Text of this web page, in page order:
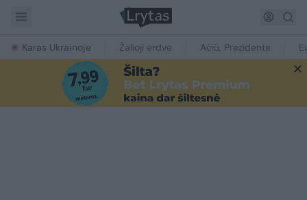
Karas Ukrainoje Žalioji erdvė Ačiū, Prezidente